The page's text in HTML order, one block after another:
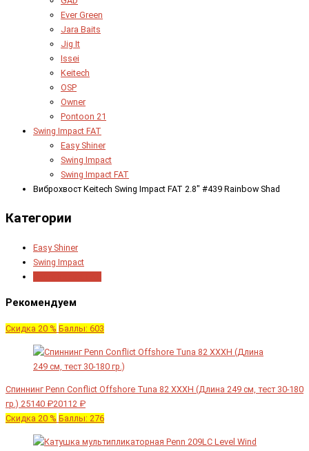
Ever Green
Jara Baits
Jig It
Issei
Keitech
OSP
Owner
Pontoon 21
Swing Impact FAT
Easy Shiner
Swing Impact
Swing Impact FAT
Виброхвост Keitech Swing Impact FAT 2.8" #439 Rainbow Shad
Категории
Easy Shiner
Swing Impact
Рекомендуем
Скидка 20 % Баллы: 603
Спиннинг Penn Conflict Offshore Tuna 82 XXXH (Длина 249 см, тест 30-180
гр.) 25140 ₽20112 ₽
Скидка 20 % Баллы: 276